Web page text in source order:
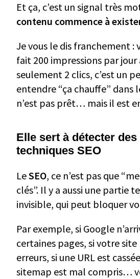
Et ça, c’est un signal très
contenu commence à
Je vous le dis franchement :
fait 200 impressions par
seulement 2 clics, c’est un
entendre “ça chauffe” dans
n’est pas prêt… mais il est
Elle sert à détecter
techniques SEO
LeSEO, ce n’est pas que
clés”. Il y a aussi une partie
invisible, qui peut bloquer
Par exemple, si Google
certaines pages, si votre site
erreurs, si une URL est
sitemap est mal compris…